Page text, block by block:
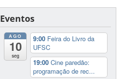
Eventos
AGO
10
seg
9:00 Feira do Livro da
UFSC
19:00Cine paredão:
programação de rec...